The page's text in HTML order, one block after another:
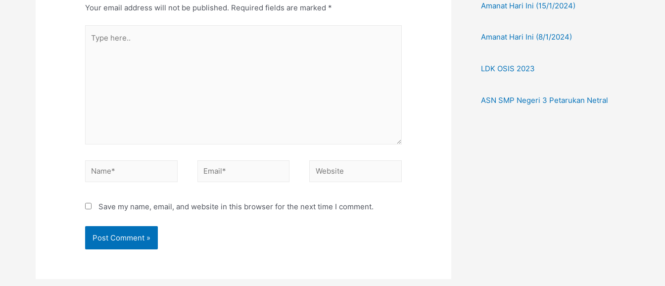
Your email address will not be published. Required fields are marked *
Save my name, email, and website in this browser for the next time I comment.
Amanat Hari Ini (15/1/2024)
Amanat Hari Ini (8/1/2024)
LDK OSIS 2023
ASN SMP Negeri 3 Petarukan Netral